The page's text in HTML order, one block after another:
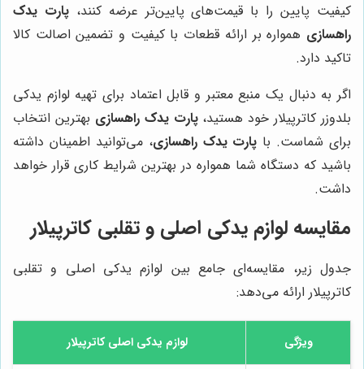
کیفیت پایین را با قیمت‌های پایین‌تر عرضه کنند،پارت یدک
راهسازی همواره بر ارائه قطعات با کیفیت و تضمین اصالت کالا
تاکید دارد.
اگر به دنبال یک منبع معتبر و قابل اعتماد برای تهیه لوازم یدکی
بلدوزر کاترپیلار خود هستید،پارت یدک راهسازی بهترین انتخاب
برای شماست. با پارت یدک راهسازی، می‌توانید اطمینان داشته
باشید که دستگاه شما همواره در بهترین شرایط کاری قرار خواهد
داشت.
مقایسه لوازم یدکی اصلی و تقلبی کاترپیلار
جدول زیر، مقایسه‌ای جامع بین لوازم یدکی اصلی و تقلبی
کاترپیلار ارائه می‌دهد:
ویژگی لوازم یدکی اصلی کاترپیلار